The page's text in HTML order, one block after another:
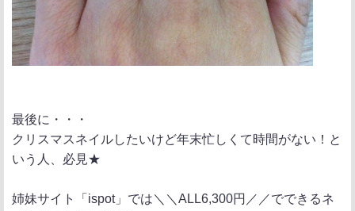
最後に・・・
クリスマスネイルしたいけど年末忙しくて時間がない！と
いう人、必見★
姉妹サイト「ispot」では＼＼ALL6,300円／／でできるネ